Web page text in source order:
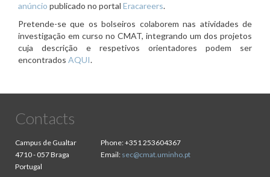
anúncio publicado no portal Eracareers.
Pretende-se que os bolseiros colaborem nas atividades de
investigação em curso no CMAT, integrando um dos projetos
cuja descrição e respetivos orientadores podem ser
encontrados AQUI.
Contacts
Campus de Gualtar
4710 - 057 Braga
Portugal
Phone:+351 253604367
Email: sec@cmat.uminho.pt